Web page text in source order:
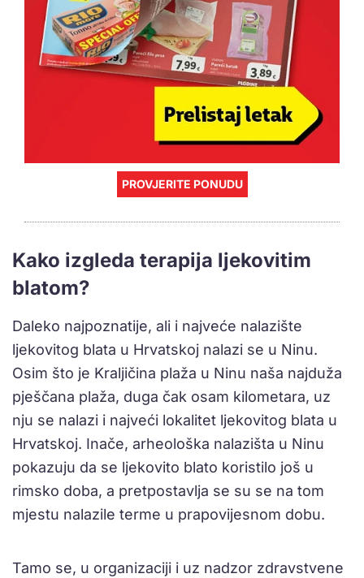
PROVJERITE PONUDU
Kako izgleda terapija ljekovitim
blatom?
Daleko najpoznatije, ali i najveće nalazište
ljekovitog blata u Hrvatskoj nalazi se u Ninu.
Osim što je Kraljičina plaža u Ninu naša najduža
pješčana plaža, duga čak osam kilometara, uz
nju se nalazi i najveći lokalitet ljekovitog blata u
Hrvatskoj. Inače, arheološka nalazišta u Ninu
pokazuju da se ljekovito blato koristilo još u
rimsko doba, a pretpostavlja se su se na tom
mjestu nalazile terme u prapovijesnom dobu.
Tamo se, u organizaciji i uz nadzor zdravstvene